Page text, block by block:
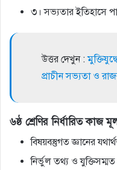
৩। সভ্যতার ইতিহাসে
উত্তর দেখুন :
প্রাচীন সভ্যতা ও
৬ষ্ঠ শ্রেণির নির্ধারিত কাজ
বিষয়বস্তুগত জ্ঞানের
নির্ভুল তথ্য ও যুক্তিসম্মত